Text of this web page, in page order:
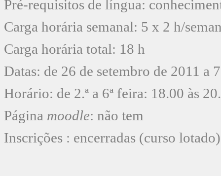
Pré-requisitos de língua:
Carga horária semanal: 5 x 2 h/
Carga horária total: 18 h
Datas: de 26 de setembro de 2011 a
Horário: de 2.ª a 6ª feira: 18.00 às
Página moodle: não tem
Inscrições : encerradas (curso lotado)